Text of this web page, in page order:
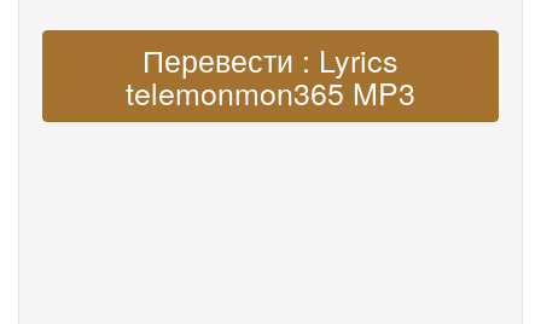
Перевести : Lyrics
telemonmon365 MP3